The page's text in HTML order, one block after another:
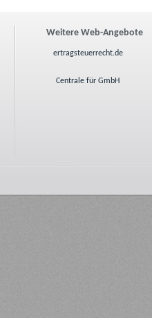
Weitere Web-Angebote
ertragsteuerrecht.de
Centrale für GmbH